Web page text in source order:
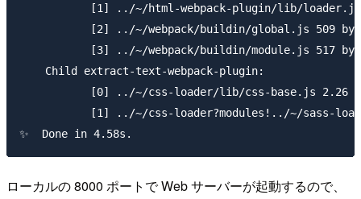
[1] ../~/html-webpack-plugin/lib/
[2] ../~/webpack/buildin/global.js 509
[3] ../~/webpack/buildin/module.js 517
    Child extract-text-webpack-plugin:
[0] ../~/css-loader/lib/css-base.js 2.26
[1] ../~/css-loader?modules!../~/sass-
ローカルの 8000 ポートで Web サーバーが起動するので、